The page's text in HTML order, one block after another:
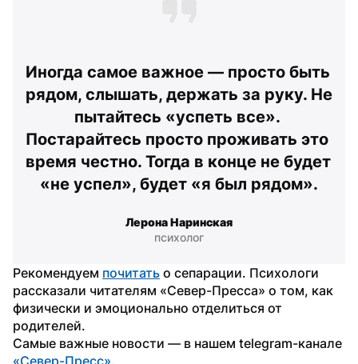
Иногда самое важное — просто быть
рядом, слышать, держать за руку. Не
пытайтесь «успеть все».
Постарайтесь просто проживать это
время честно. Тогда в конце не будет
«не успел», будет «я был рядом».
Лерона Наринская
психолог
Рекомендуем почитать о сепарации. Психологи
рассказали читателям «Север-Пресса» о том, как
физически и эмоционально отделиться от
родителей.
«Север-Пресс».